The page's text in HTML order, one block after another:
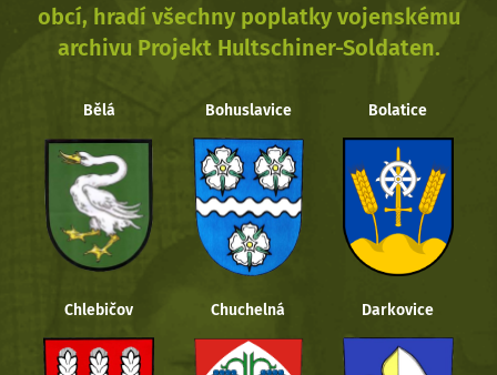
obcí, hradí všechny poplatky vojenskému
archivu Projekt Hultschiner-Soldaten.
Bělá Bohuslavice Bolatice
Chlebičov Chuchelná Darkovice